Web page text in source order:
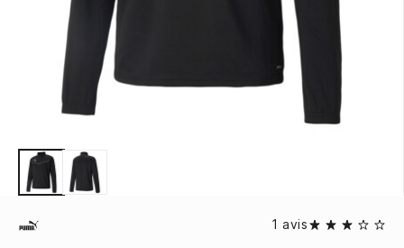
1 avis